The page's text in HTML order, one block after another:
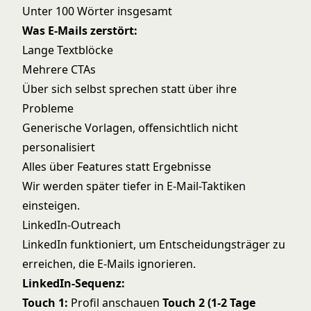
Unter 100 Wörter insgesamt
Was E-Mails zerstört:
Lange Textblöcke
Mehrere CTAs
Über sich selbst sprechen statt über ihre
Probleme
Generische Vorlagen, offensichtlich nicht
personalisiert
Alles über Features statt Ergebnisse
Wir werden später tiefer in E-Mail-Taktiken
einsteigen.
LinkedIn-Outreach
LinkedIn funktioniert, um Entscheidungsträger zu
erreichen, die E-Mails ignorieren.
LinkedIn-Sequenz:
Touch 1: Profil anschauen Touch 2 (1-2 Tage